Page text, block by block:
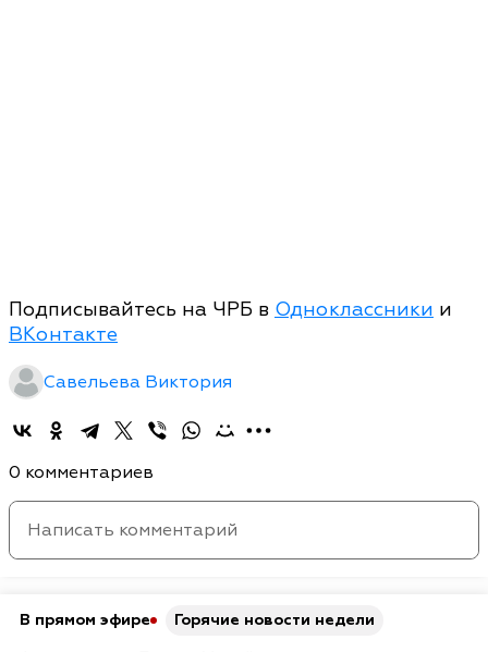
Подписывайтесь на ЧРБ в Одноклассники и
ВКонтакте
Савельева Виктория
0 комментариев
В прямом эфире Горячие новости недели